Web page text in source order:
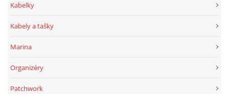
Kabelky
Kabely a tašky
Marina
Organizéry
Patchwork